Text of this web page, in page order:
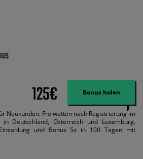
125€ Bonus holen
Neukunden. Freiwetten nach Registrierung im
Deutschland, Österreich und Luxemburg.
und Bonus 5x in 100 Tagen mit
werden. AGB gelten. Lizenziert; Hilfe bei